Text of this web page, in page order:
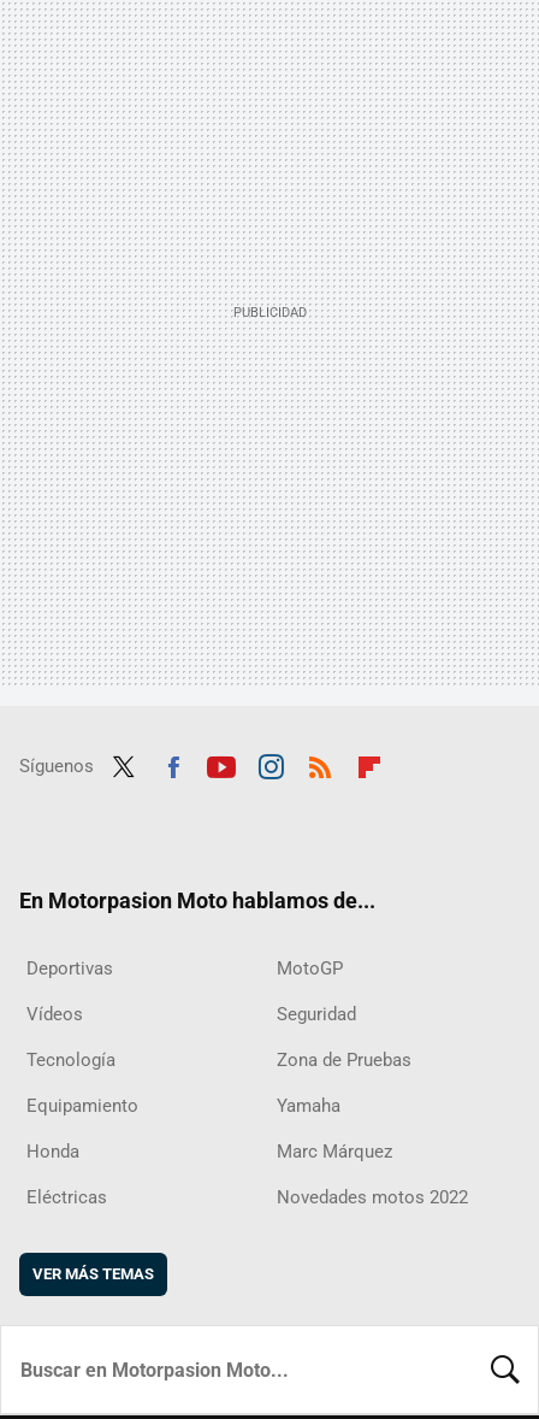
Síguenos
En Motorpasion Moto hablamos de...
Deportivas MotoGP
Vídeos Seguridad
Tecnología Zona de Pruebas
Equipamiento Yamaha
Honda Marc Márquez
Eléctricas Novedades motos 2022
VER MÁS TEMAS